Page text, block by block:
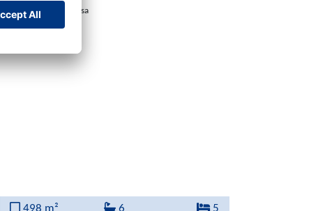
in 07180 Santa Ponsa
498 m² 6 5